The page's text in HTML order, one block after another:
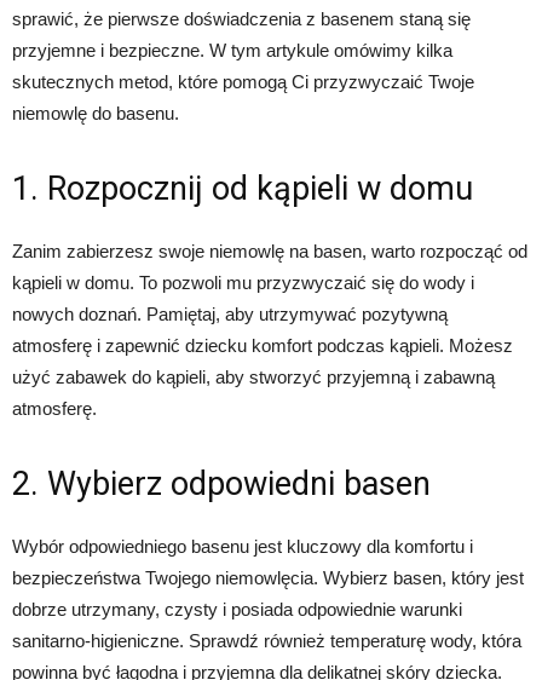
sprawić, że pierwsze doświadczenia z basenem staną się
przyjemne i bezpieczne. W tym artykule omówimy kilka
skutecznych metod, które pomogą Ci przyzwyczaić Twoje
niemowlę do basenu.
1. Rozpocznij od kąpieli w domu
Zanim zabierzesz swoje niemowlę na basen, warto rozpocząć od
kąpieli w domu. To pozwoli mu przyzwyczaić się do wody i
nowych doznań. Pamiętaj, aby utrzymywać pozytywną
atmosferę i zapewnić dziecku komfort podczas kąpieli. Możesz
użyć zabawek do kąpieli, aby stworzyć przyjemną i zabawną
atmosferę.
2. Wybierz odpowiedni basen
Wybór odpowiedniego basenu jest kluczowy dla komfortu i
bezpieczeństwa Twojego niemowlęcia. Wybierz basen, który jest
dobrze utrzymany, czysty i posiada odpowiednie warunki
sanitarno-higieniczne. Sprawdź również temperaturę wody, która
powinna być łagodna i przyjemna dla delikatnej skóry dziecka.